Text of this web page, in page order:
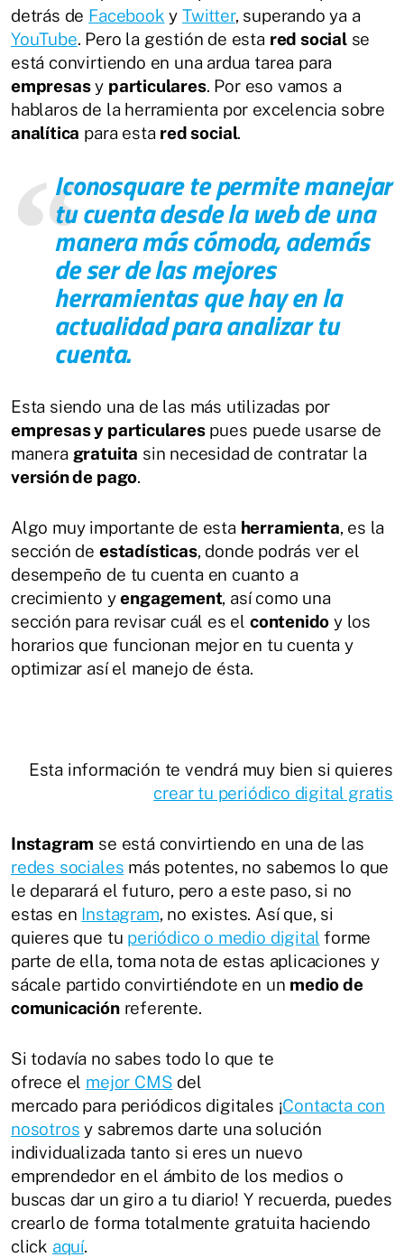
detrás de Facebook yTwitter, superando ya a
YouTube. Pero la gestión de esta red socialse
está convirtiendo en una ardua tarea para
empresasy particulares. Por eso vamos a
hablaros de la herramienta por excelencia sobre
analítica para esta red social.
Iconosquarete permite manejar
tu cuenta desde la web de una
manera más cómoda, además
de ser de las mejores
herramientas que hay en la
actualidad para analizar tu
cuenta.
Esta siendo una de las más utilizadas por
empresas y particularespues puede usarse de
manera gratuita sin necesidad de contratar la
versión de pago.
Algo muy importante de esta herramienta, es la
sección de estadísticas, donde podrás ver el
desempeño de tu cuenta en cuanto a
crecimiento yengagement, así como una
sección para revisar cuál es el contenido y los
horarios que funcionan mejor en tu cuenta y
optimizar así el manejo de ésta.
Esta información te vendrá muy bien si quieres
crear tu periódico digital gratis
Instagram se está convirtiendo en una de las
redes sociales más potentes, no sabemos lo que
le deparará el futuro, pero a este paso, si no
estas en Instagram, no existes. Así que, si
quieres que tu periódico o medio digital forme
parte de ella, toma nota de estas aplicaciones y
sácale partido convirtiéndote en un medio de
comunicaciónreferente.
Si todavía no sabes todo lo que te
ofrece el mejor CMS del
mercado para periódicos digitales ¡Contacta con
nosotros y sabremos darte una solución
individualizada tanto si eres un nuevo
emprendedor en el ámbito de los medios o
buscas dar un giro a tu diario! Y recuerda, puedes
crearlo de forma totalmente gratuita haciendo
click aquí.